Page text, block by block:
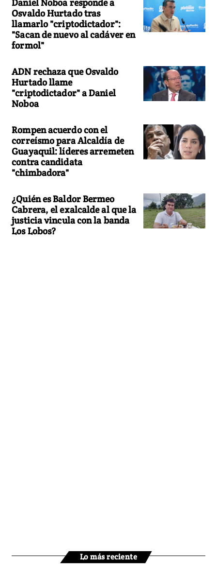
Daniel Noboa responde a
Osvaldo Hurtado tras
llamarlo "criptodictador":
"Sacan de nuevo al cadáver en
formol"
ADN rechaza que Osvaldo
Hurtado llame
"criptodictador" a Daniel
Noboa
Rompen acuerdo con el
correísmo para Alcaldía de
Guayaquil: líderes arremeten
contra candidata
"chimbadora"
¿Quién es Baldor Bermeo
Cabrera, el exalcalde al que la
justicia vincula con la banda
Los Lobos?
Lo más reciente